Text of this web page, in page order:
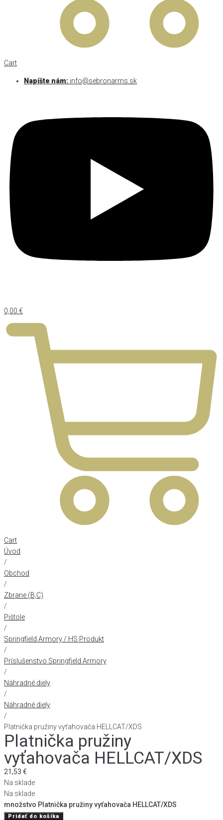
Cart
Napíšte nám: info@sebronarms.sk
0,00 €
Cart
Úvod
/
Obchod
/
Zbrane (B,C)
/
Pištole
/
Springfield Armory / HS Produkt
/
Príslušenstvo Springfield Armory
/
Náhradné diely
/
Náhradné diely
/
Platnička pružiny vyťahovača HELLCAT/XDS
Platnička pružiny
vyťahovača HELLCAT/XDS
21,53 €
Na sklade
Na sklade
množstvo Platnička pružiny vyťahovača HELLCAT/XDS
Pridať do košíka